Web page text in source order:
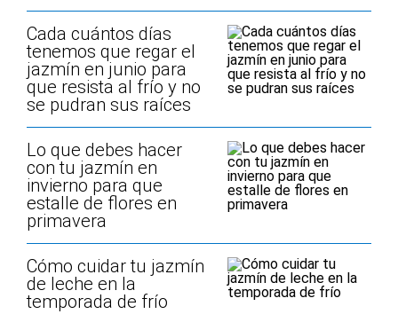
Cada cuántos días
tenemos que regar el
jazmín en junio para
que resista al frío y no
se pudran sus raíces
Lo que debes hacer
con tu jazmín en
invierno para que
estalle de flores en
primavera
Cómo cuidar tu jazmín
de leche en la
temporada de frío